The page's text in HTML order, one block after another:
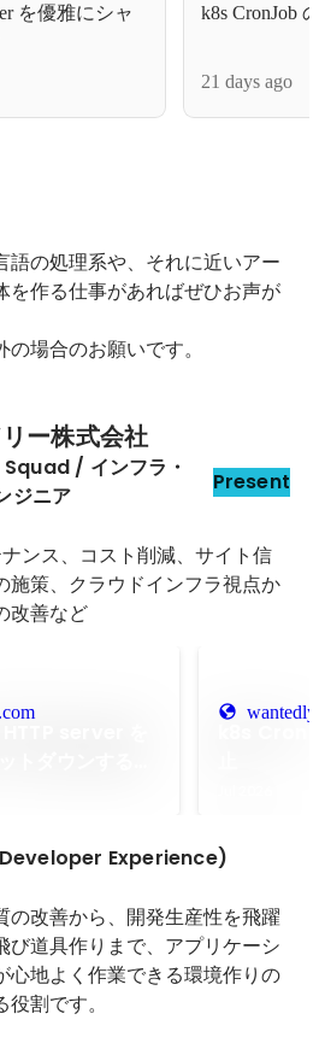
を優雅にシャ
k8s CronJob
21 days ago
語の処理系や、それに近いアー
を作る仕事があればぜひお声が
場合のお願いです。
ー株式会社
/ インフラ・
ジニア
Present
ンス、コスト削減、サイト信
施策、クラウドインフラ視点か
改善など
Experience)
の改善から、開発生産性を飛躍
び道具作りまで、アプリケーシ
心地よく作業できる環境作りの
割です。